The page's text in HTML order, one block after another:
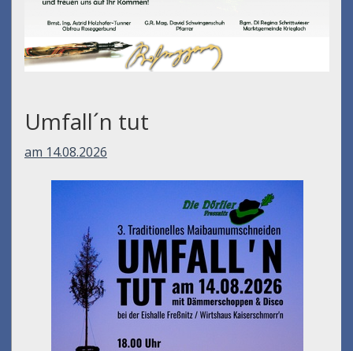
Umfall´n tut
am 14.08.2026